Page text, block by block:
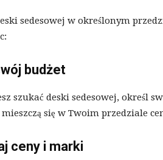
sedesowej w określonym
budżet
szukać deski sedesowej, określ
się w Twoim przedziale
ceny i marki